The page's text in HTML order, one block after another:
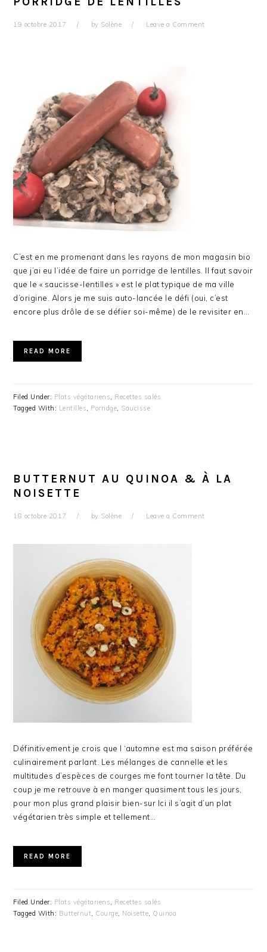
19 octobre 2017 by Solène Leave a Comment
C’est en me promenant dans les rayons de mon magasin bio
que j’ai eu l’idée de faire un porridge de lentilles. Il faut savoir
que le « saucisse-lentilles » est le plat typique de ma ville
d’origine. Alors je me suis auto-lancée le défi (oui, c’est
encore plus drôle de se défier soi-même) de le revisiter en…
READ MORE
Filed Under: Plats végétariens, Recettes salés
Tagged With: Lentilles, Porridge, Saucisse
BUTTERNUT AU QUINOA & À LA
NOISETTE
18 octobre 2017 by Solène Leave a Comment
Définitivement je crois que l ‘automne est ma saison préférée
culinairement parlant. Les mélanges de cannelle et les
multitudes d’espèces de courges me font tourner la tête. Du
coup je me retrouve à en manger quasiment tous les jours,
pour mon plus grand plaisir bien-sur Ici il s’agit d’un plat
végétarien très simple et tellement…
READ MORE
Filed Under: Plats végétariens, Recettes salés
Tagged With: Butternut, Courge, Noisette, Quinoa